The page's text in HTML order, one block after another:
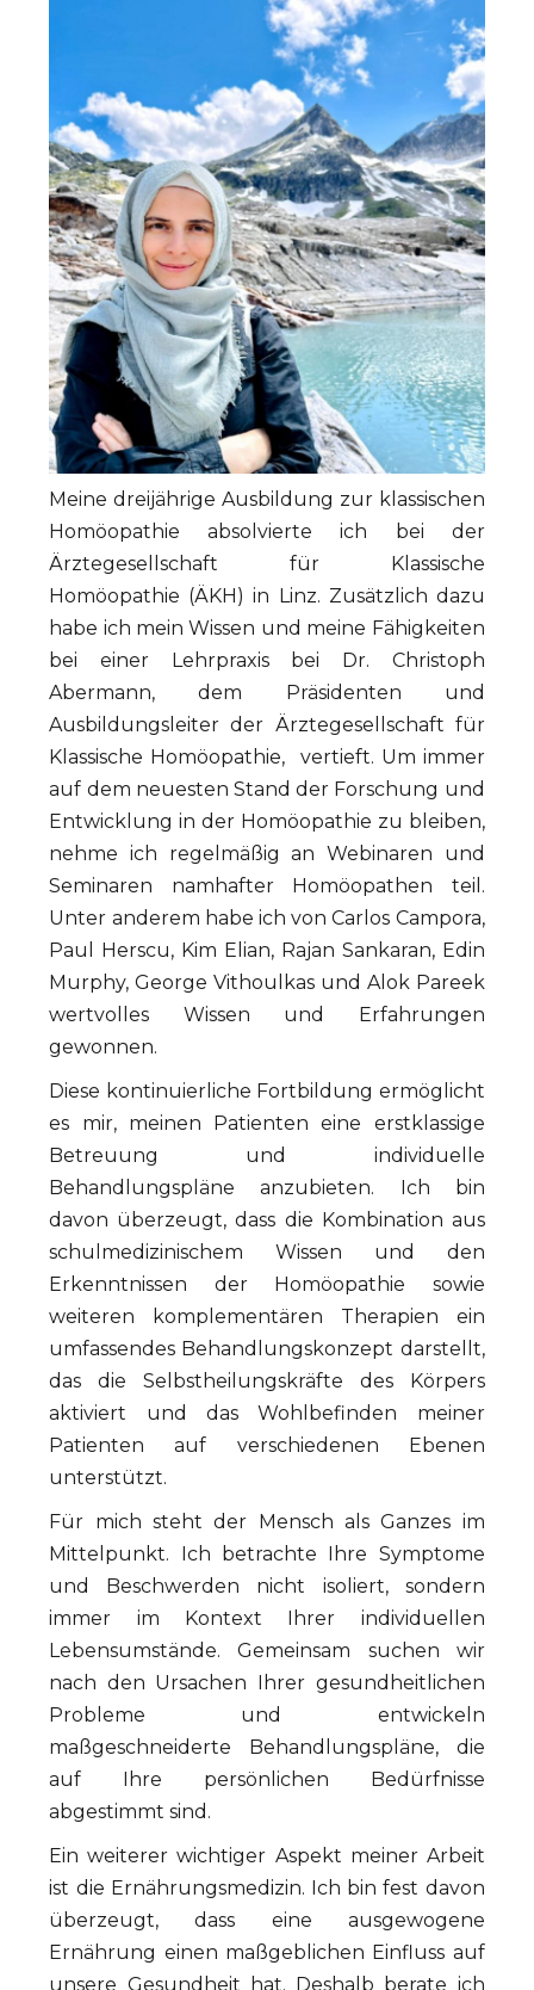
Meine dreijährige Ausbildung zur klassischen
Homöopathie absolvierte ich bei der
Ärztegesellschaft für Klassische
Homöopathie (ÄKH) in Linz. Zusätzlich dazu
habe ich mein Wissen und meine Fähigkeiten
bei einer Lehrpraxis bei Dr. Christoph
Abermann, dem Präsidenten und
Ausbildungsleiter der Ärztegesellschaft für
Klassische Homöopathie, vertieft. Um immer
auf dem neuesten Stand der Forschung und
Entwicklung in der Homöopathie zu bleiben,
nehme ich regelmäßig an Webinaren und
Seminaren namhafter Homöopathen teil.
Unter anderem habe ich von Carlos Campora,
Paul Herscu, Kim Elian, Rajan Sankaran, Edin
Murphy, George Vithoulkas und Alok Pareek
wertvolles Wissen und Erfahrungen
gewonnen.
Diese kontinuierliche Fortbildung ermöglicht
es mir, meinen Patienten eine erstklassige
Betreuung und individuelle
Behandlungspläne anzubieten. Ich bin
davon überzeugt, dass die Kombination aus
schulmedizinischem Wissen und den
Erkenntnissen der Homöopathie sowie
weiteren komplementären Therapien ein
umfassendes Behandlungskonzept darstellt,
das die Selbstheilungskräfte des Körpers
aktiviert und das Wohlbefinden meiner
Patienten auf verschiedenen Ebenen
unterstützt.
Für mich steht der Mensch als Ganzes im
Mittelpunkt. Ich betrachte Ihre Symptome
und Beschwerden nicht isoliert, sondern
immer im Kontext Ihrer individuellen
Lebensumstände. Gemeinsam suchen wir
nach den Ursachen Ihrer gesundheitlichen
Probleme und entwickeln
maßgeschneiderte Behandlungspläne, die
auf Ihre persönlichen Bedürfnisse
abgestimmt sind.
Ein weiterer wichtiger Aspekt meiner Arbeit
ist die Ernährungsmedizin. Ich bin fest davon
überzeugt, dass eine ausgewogene
Ernährung einen maßgeblichen Einfluss auf
unsere Gesundheit hat. Deshalb berate ich